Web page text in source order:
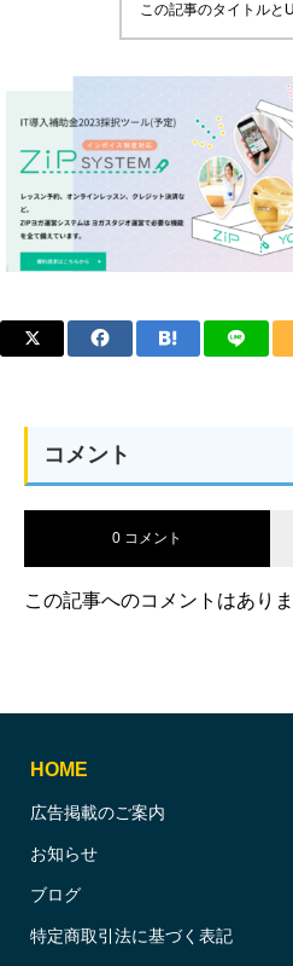
この記事のタイトルと
コメント
0 コメント
この記事へのコメントはありま
HOME
広告掲載のご案内
お知らせ
ブログ
特定商取引法に基づく表記